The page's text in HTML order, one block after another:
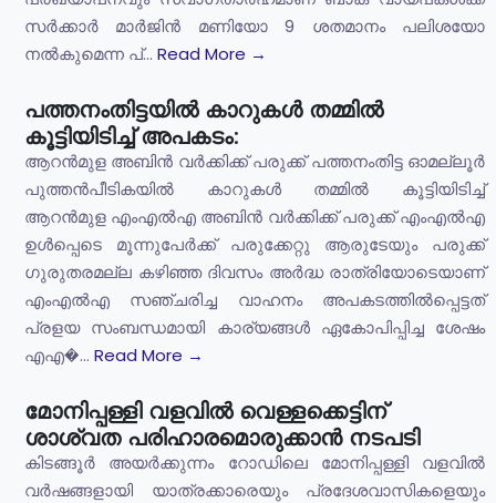
സർക്കാർ മാർജിൻ മണിയോ 9 ശതമാനം പലിശയോ
നൽകുമെന്ന പ്... Read More →
പത്തനംതിട്ടയിൽ കാറുകൾ തമ്മിൽ
കൂട്ടിയിടിച്ച് അപകടം:
ആറൻമുള അബിൻ വർക്കിക്ക് പരുക്ക് പത്തനംതിട്ട ഓമല്ലൂർ
പുത്തൻപീടികയിൽ കാറുകൾ തമ്മിൽ കൂട്ടിയിടിച്ച്
ആറൻമുള എംഎൽഎ അബിൻ വർക്കിക്ക് പരുക്ക് എംഎൽഎ
ഉൾപ്പെടെ മൂന്നുപേർക്ക് പരുക്കേറ്റു ആരുടേയും പരുക്ക്
ഗുരുതരമല്ല കഴിഞ്ഞ ദിവസം അർദ്ധ രാത്രിയോടെയാണ്
എംഎൽഎ സഞ്ചരിച്ച വാഹനം അപകടത്തിൽപ്പെട്ടത്
പ്രളയ സംബന്ധമായി കാര്യങ്ങൾ ഏകോപിപ്പിച്ച ശേഷം
എഎ�... Read More →
മോനിപ്പള്ളി വളവിൽ വെള്ളക്കെട്ടിന്
ശാശ്വത പരിഹാരമൊരുക്കാൻ നടപടി
കിടങ്ങൂർ അയർക്കുന്നം റോഡിലെ മോനിപ്പള്ളി വളവിൽ
വർഷങ്ങളായി യാത്രക്കാരെയും പ്രദേശവാസികളെയും